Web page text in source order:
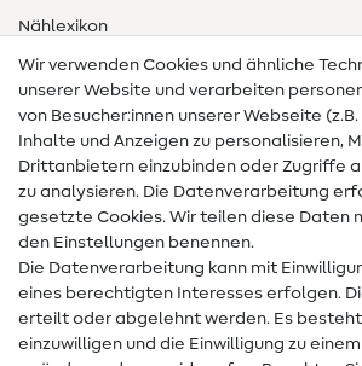
Nählexikon
Nähanleitungen
Hilfe & Kontakt
Kontakt
Infos zum Betreiberwechsel
FAQ
Widerrufsrecht
Beliebt
Wir verwenden Cookies und ähnliche
unserer Website und verarbeiten
von Besucher:innen unserer Webseite (z.B.
Inhalte und Anzeigen zu personalisieren,
Drittanbietern einzubinden oder Zugriffe
zu analysieren. Die Datenverarbeitung
gesetzte Cookies. Wir teilen diese Daten
den Einstellungen benennen.
Die Datenverarbeitung kann mit
eines berechtigten Interesses erfolgen.
erteilt oder abgelehnt werden. Es
einzuwilligen und die Einwilligung zu